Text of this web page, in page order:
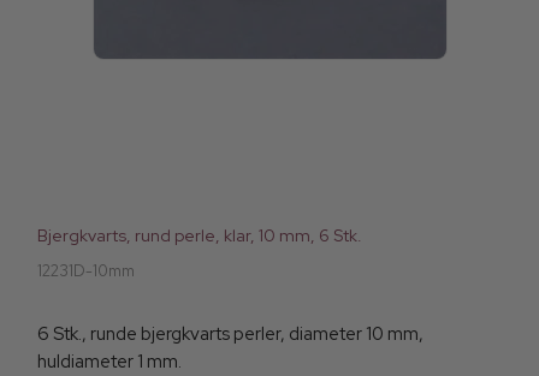
Bjergkvarts, rund perle, klar, 10 mm, 6 Stk.
12231D-10mm
6 Stk., runde bjergkvarts perler, diameter 10 mm,
huldiameter 1 mm.